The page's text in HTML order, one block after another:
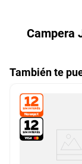
Campera
También te